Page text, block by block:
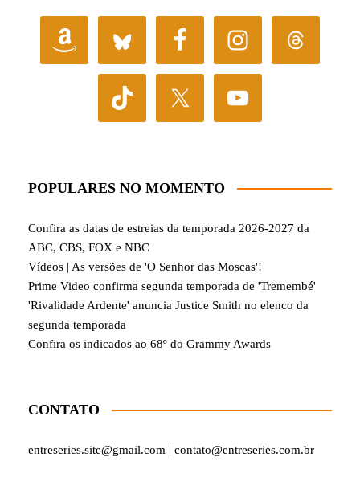
POPULARES NO MOMENTO
Confira as datas de estreias da temporada 2026-2027 da
ABC, CBS, FOX e NBC
Vídeos | As versões de 'O Senhor das Moscas'!
Prime Video confirma segunda temporada de 'Tremembé'
'Rivalidade Ardente' anuncia Justice Smith no elenco da
segunda temporada
Confira os indicados ao 68º do Grammy Awards
CONTATO
entreseries.site@gmail.com | contato@entreseries.com.br